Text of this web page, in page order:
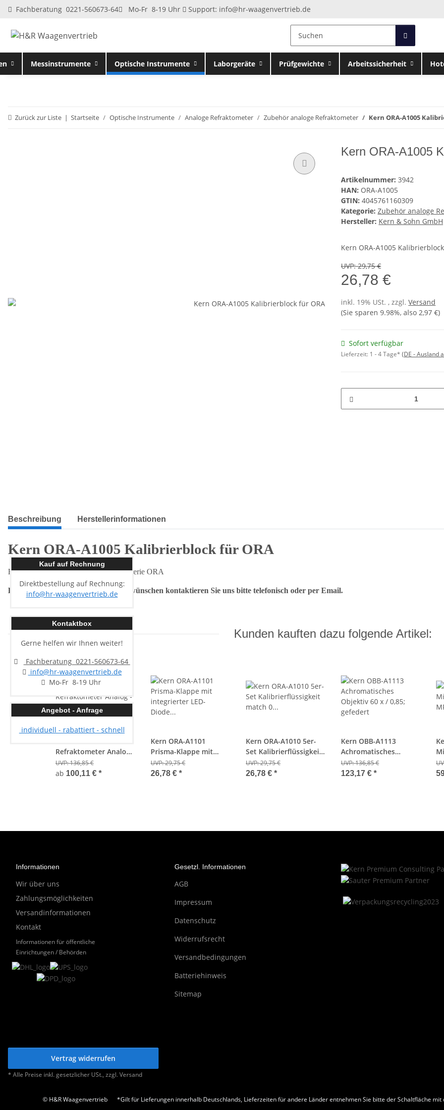
Fachberatung 0221-560673-64 Mo-Fr 8-19 Uhr Support: info@hr-waagenvertrieb.de
Messinstrumente Optische Instrumente Laborgeräte Prüfgewichte Arbeitssicherheit
Kontaktbox
Gerne helfen wir Ihnen weiter!
Fachberatung 0221-560673-64
info@hr-waagenvertrieb.de
Mo-Fr 8-19 Uhr
Kauf auf Rechnung
Direktbestellung auf Rechnung:
info@hr-waagenvertrieb.de
Angebot - Anfrage
individuell - rabattiert - schnell
Zurück zur Liste Startseite Optische Instrumente Analoge Refraktometer Zubehör analoge Refraktometer Kern ORA-A1005
Kern ORA-A1005
Artikelnummer: 3942
HAN: ORA-A1005
GTIN: 4045761160309
Kategorie: Zubehör analoge
Hersteller: Kern & Sohn GmbH
Kern ORA-A1005
UVP:29,75 €
26,78 €
inkl. 19% USt. , zzgl. Versand
(Sie sparen 9.98%, also 2,97 €)
Sofort verfügbar
Lieferzeit: 1 - 4 Tage* (DE - Ausland
Beschreibung Herstellerinformationen
Kern ORA-A1005 Kalibrierblock für ORA
Eine Kalibrierblock für Refraktometer Serie ORA
Bei weiteren Fragen oder Beratungswünschen kontaktieren Sie uns bitte telefonisch oder per Email.
Kunden kauften dazu folgende Artikel:
SONDERANGEBOT
Refraktometer Analog -
Honig - Wassergehalt
12-30% + ATC
UVP:136,85 €
ab 100,11 € *
Kern ORA-A1101
Prisma-Klappe mit
integrierter LED-Diode
für ORA
UVP:29,75 €
26,78 € *
Kern ORA-A1010 5er-
Set Kalibrierflüssigkeit
match 0 %; 2,5 ml
UVP:29,75 €
26,78 € *
Kern OBB-A1113
Achromatisches
Objektiv 60 x / 0,85;
gefedert
UVP:136,85 €
123,17 € *
Informationen
Wir über uns
Zahlungsmöglichkeiten
Versandinformationen
Kontakt
Informationen für öffentliche
Einrichtungen / Behörden
Gesetzl. Informationen
AGB
Impressum
Datenschutz
Widerrufsrecht
Versandbedingungen
Batteriehinweis
Sitemap
Vertrag widerrufen
* Alle Preise inkl. gesetzlicher USt., zzgl.Versand
© H&R Waagenvertrieb *Gilt für Lieferungen innerhalb Deutschlands, Lieferzeiten für andere Länder entnehmen Sie bitte der Schaltfläche